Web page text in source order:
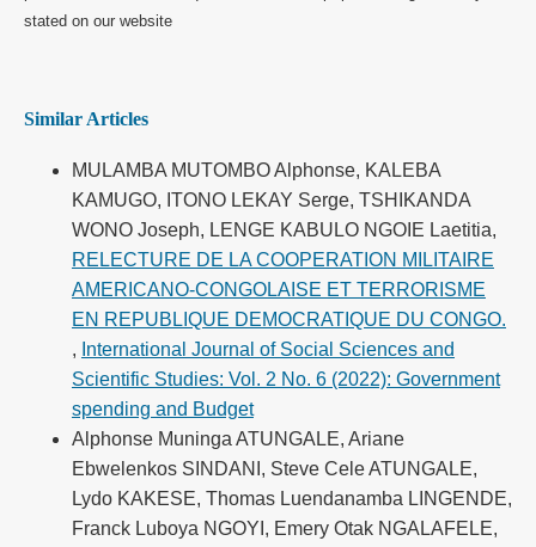
stated on our website
Similar Articles
MULAMBA MUTOMBO Alphonse, KALEBA
KAMUGO, ITONO LEKAY Serge, TSHIKANDA
WONO Joseph, LENGE KABULO NGOIE Laetitia,
RELECTURE DE LA COOPERATION MILITAIRE
AMERICANO-CONGOLAISE ET TERRORISME
EN REPUBLIQUE DEMOCRATIQUE DU CONGO.
, International Journal of Social Sciences and
Scientific Studies: Vol. 2 No. 6 (2022): Government
spending and Budget
Alphonse Muninga ATUNGALE, Ariane
Ebwelenkos SINDANI, Steve Cele ATUNGALE,
Lydo KAKESE, Thomas Luendanamba LINGENDE,
Franck Luboya NGOYI, Emery Otak NGALAFELE,